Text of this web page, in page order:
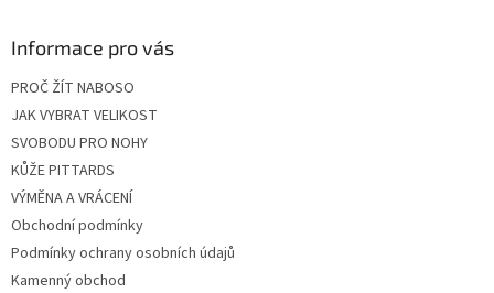
Informace pro vás
PROČ ŽÍT NABOSO
JAK VYBRAT VELIKOST
SVOBODU PRO NOHY
KŮŽE PITTARDS
VÝMĚNA A VRÁCENÍ
Obchodní podmínky
Podmínky ochrany osobních údajů
Kamenný obchod